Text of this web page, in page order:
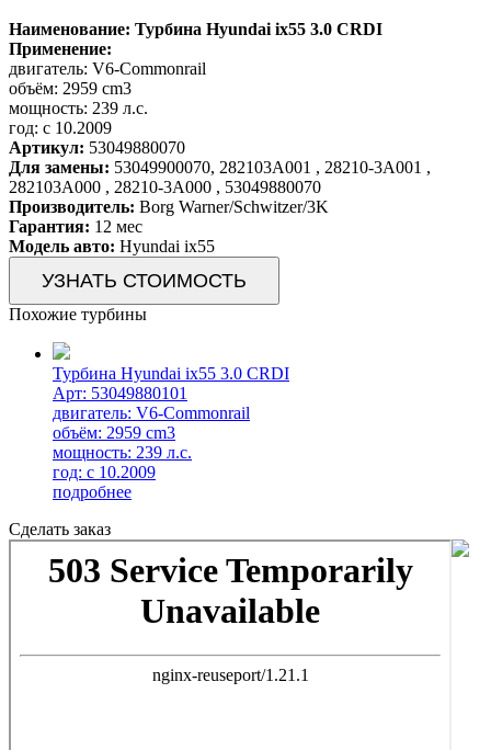
Наименование: Турбина Hyundai ix55 3.0 CRDI
Применение:
двигатель: V6-Commonrail
объём: 2959 cm3
мощность: 239 л.с.
год: с 10.2009
Артикул: 53049880070
Для замены: 53049900070, 282103A001 , 28210-3A001 ,
282103A000 , 28210-3A000 , 53049880070
Производитель: Borg Warner/Schwitzer/3K
Гарантия: 12 мес
Модель авто: Hyundai ix55
УЗНАТЬ СТОИМОСТЬ
Похожие турбины
Турбина Hyundai ix55 3.0 CRDI
Арт: 53049880101
двигатель: V6-Commonrail
объём: 2959 cm3
мощность: 239 л.с.
год: с 10.2009
подробнее
Сделать заказ